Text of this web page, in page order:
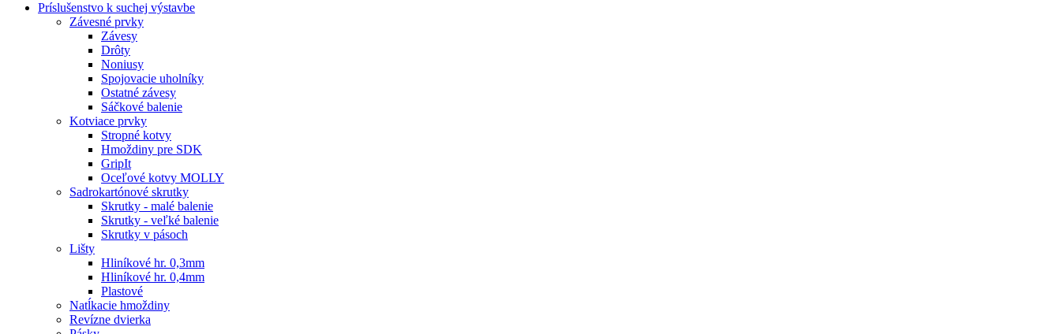
Príslušenstvo k suchej výstavbe
Závesné prvky
Závesy
Drôty
Noniusy
Spojovacie uholníky
Ostatné závesy
Sáčkové balenie
Kotviace prvky
Stropné kotvy
Hmoždiny pre SDK
GripIt
Oceľové kotvy MOLLY
Sadrokartónové skrutky
Skrutky - malé balenie
Skrutky - veľké balenie
Skrutky v pásoch
Lišty
Hliníkové hr. 0,3mm
Hliníkové hr. 0,4mm
Plastové
Natĺkacie hmoždiny
Revízne dvierka